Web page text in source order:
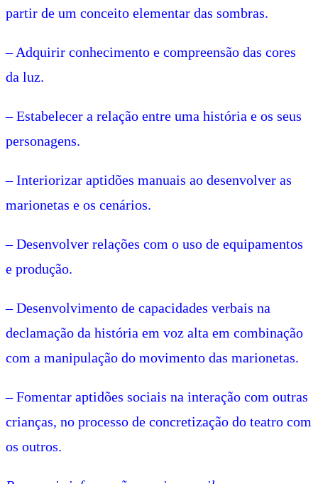
partir de um conceito elementar das sombras.
– Adquirir conhecimento e compreensão das cores
da luz.
– Estabelecer a relação entre uma história e os seus
personagens.
– Interiorizar aptidões manuais ao desenvolver as
marionetas e os cenários.
– Desenvolver relações com o uso de equipamentos
e produção.
– Desenvolvimento de capacidades verbais na
declamação da história em voz alta em combinação
com a manipulação do movimento das marionetas.
– Fomentar aptidões sociais na interação com outras
crianças, no processo de concretização do teatro com
os outros.